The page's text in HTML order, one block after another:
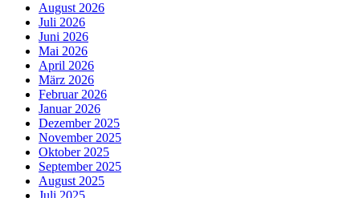
August 2026
Juli 2026
Juni 2026
Mai 2026
April 2026
März 2026
Februar 2026
Januar 2026
Dezember 2025
November 2025
Oktober 2025
September 2025
August 2025